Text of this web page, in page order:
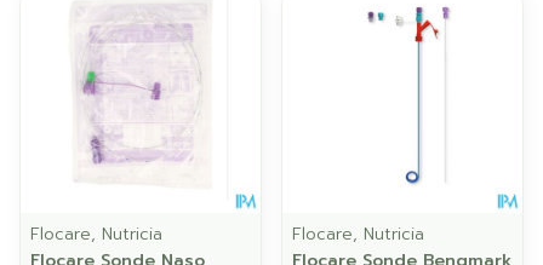
Flocare, Nutricia
Flocare, Nutricia